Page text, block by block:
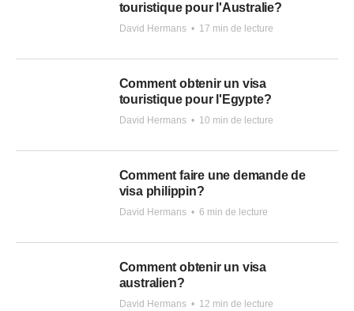
touristique pour l'Australie?
David Hermans • 17 min de lecture
Comment obtenir un visa
touristique pour l'Egypte?
David Hermans • 10 min de lecture
Comment faire une demande de
visa philippin?
David Hermans • 6 min de lecture
Comment obtenir un visa
australien?
David Hermans • 12 min de lecture